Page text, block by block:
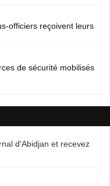
officiers reçoivent leurs
de sécurité mobilisés
d'Abidjan et recevez